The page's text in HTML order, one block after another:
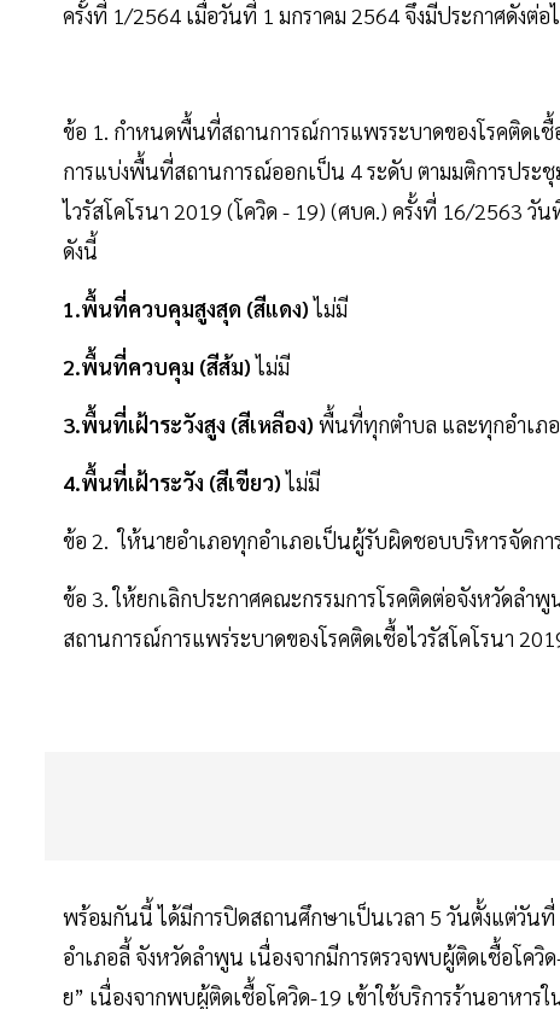
ครั้งที่ 1/2564 เมื่อวันที่ 1 มกราคม 2564 จึงมีประกาศดังต่อ
ข้อ 1. กำหนดพื้นที่สถานการณ์การแพรระบาดของโรคติดเ
การแบ่งพื้นที่สถานการณ์ออกเป็น 4 ระดับ ตามมติการประ
ไวรัสโคโรนา 2019 (โควิด - 19) (ศบค.) ครั้งที่ 16/2563
ดังนี้
1.พื้นที่ควบคุมสูงสุด (สีแดง)ไม่มี
2.พื้นที่ควบคุม (สีส้ม)ไม่มี
3.พื้นที่เฝ้าระวังสูง (สีเหลือง) พื้นที่ทุกตำบล และทุกอำเภ
4.พื้นที่เฝ้าระวัง (สีเขียว)ไม่มี
ข้อ 2. ให้นายอำเภอทุกอำเภอเป็นผู้รับผิดชอบบริหารจัดก
ข้อ 3. ให้ยกเลิกประกาศคณะกรรมการโรคติดต่อจังหวัดล
สถานการณ์การแพร่ระบาดของโรคติดเชื้อไวรัสโคโรนา
พร้อมกันนี้ ได้มีการปิดสถานศึกษาเป็นเวลา 5 วันตั้งแต่วัน
อำเภอลี้ จังหวัดลำพูน เนื่องจากมีการตรวจพบผู้ติดเชื้อโค
ย” เนื่องจากพบผู้ติดเชื้อโควิด-19 เข้าใช้บริการร้านอาหา